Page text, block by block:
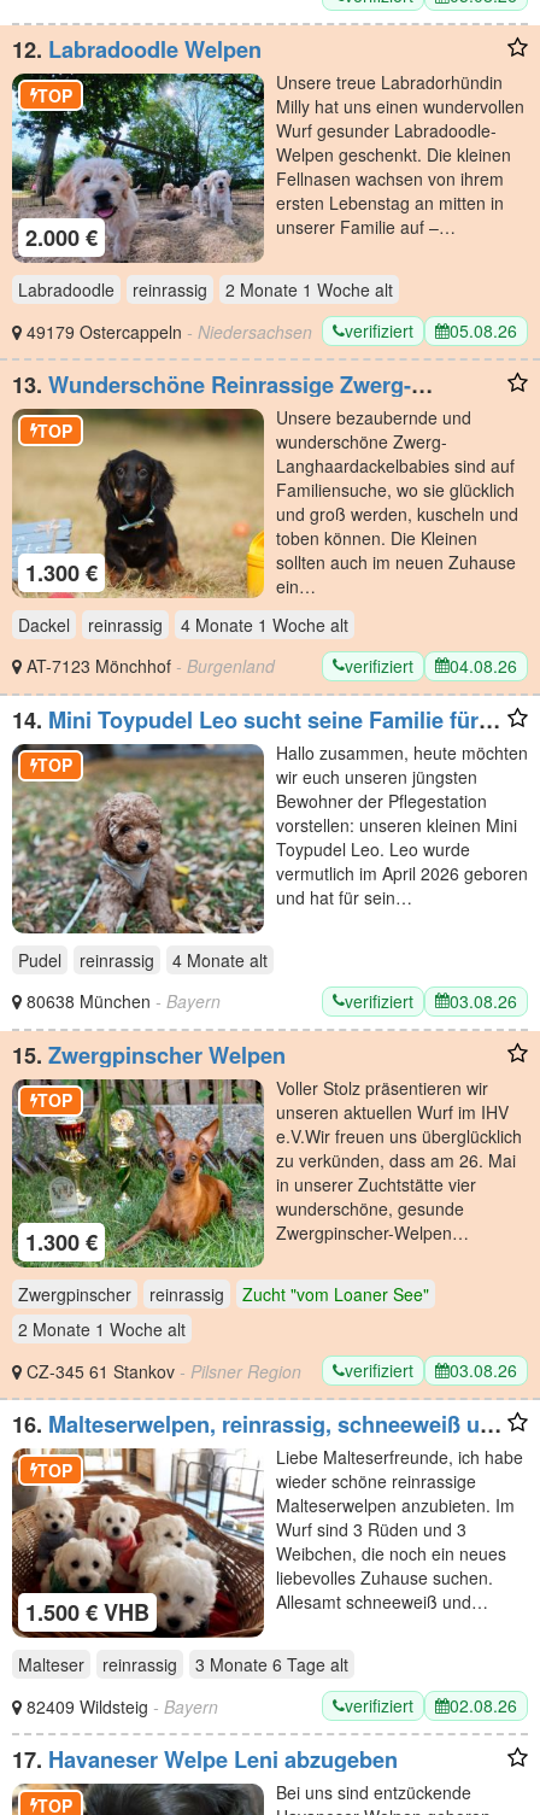
12. Labradoodle Welpen
2.000 €
TOP
Unsere treue Labradorhündin
Milly hat uns einen wundervollen
Wurf gesunder Labradoodle-
Welpen geschenkt. Die kleinen
Fellnasen wachsen von ihrem
ersten Lebenstag an mitten in
unserer Familie auf –…
Labradoodle reinrassig 2 Monate 1 Woche alt
49179 Ostercappeln - Niedersachsen verifiziert 05.08.26
13. Wunderschöne Reinrassige Zwerg-
Langhaardackel Welpen auf Familiensuche
1.300 €
TOP
Unsere bezaubernde und
wunderschöne Zwerg-
Langhaardackelbabies sind auf
Familiensuche, wo sie glücklich
und groß werden, kuscheln und
toben können. Die Kleinen
sollten auch im neuen Zuhause
ein…
Dackel
reinrassig 4 Monate 1 Woche alt
AT-7123 Mönchhof - Burgenland verifiziert 04.08.26
14. Mini Toypudel Leo sucht seine Familie fürs
Leben
TOP
Hallo zusammen, heute möchten
wir euch unseren jüngsten
Bewohner der Pflegestation
vorstellen: unseren kleinen Mini
Toypudel Leo. Leo wurde
vermutlich im April 2026 geboren
und hat für sein…
Pudel reinrassig 4 Monate alt
80638 München - Bayern verifiziert 03.08.26
15. Zwergpinscher Welpen
1.300 €
TOP
​Voller Stolz präsentieren wir
unseren aktuellen Wurf im IHV
e.V. ​Wir freuen uns überglücklich
zu verkünden, dass am 26. Mai
in unserer Zuchtstätte vier
wunderschöne, gesunde
Zwergpinscher-Welpen…
Zwergpinscher reinrassig
Zucht "vom Loaner See"
2 Monate 1 Woche alt
CZ-345 61 Stankov - Pilsner Region verifiziert 03.08.26
16. Malteserwelpen, reinrassig, schneeweiß und
zuckersüß
1.500 € VHB
TOP
Liebe Malteserfreunde, ich habe
wieder schöne reinrassige
Malteserwelpen anzubieten. Im
Wurf sind 3 Rüden und 3
Weibchen, die noch ein neues
liebevolles Zuhause suchen.
Allesamt schneeweiß und…
Malteser reinrassig 3 Monate 6 Tage alt
82409 Wildsteig - Bayern verifiziert 02.08.26
17. Havaneser Welpe Leni abzugeben
TOP
Bei uns sind entzückende